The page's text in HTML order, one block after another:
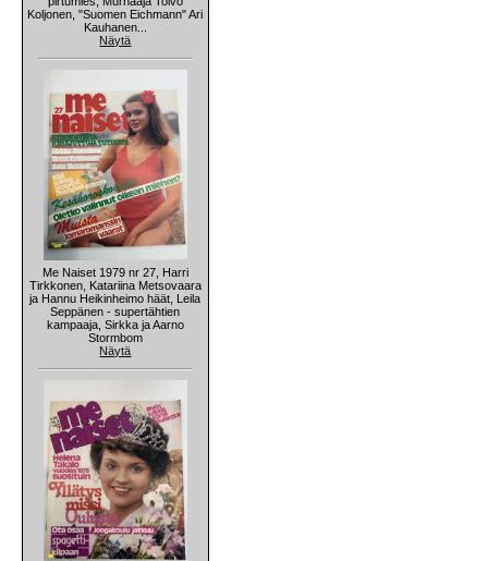
Koljonen, "Suomen Eichmann" Ari
Kauhanen...
Näytä
Me Naiset 1979 nr 27, Harri
Tirkkonen, Katariina Metsovaara
ja Hannu Heikinheimo häät, Leila
Seppänen - supertähtien
kampaaja, Sirkka ja Aarno
Stormbom
Näytä